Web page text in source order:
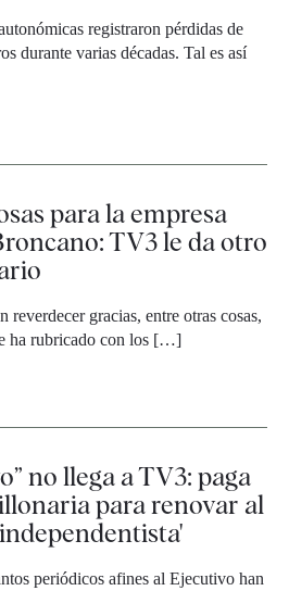
registraron pérdidas de
durante varias décadas. Tal es así
para la empresa
TV3 le da otro
reverdecer gracias, entre otras cosas,
ha rubricado con los […]
no llega a TV3: paga
para renovar al
periódicos afines al Ejecutivo han